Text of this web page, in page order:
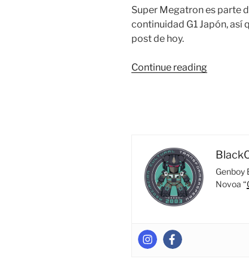
Super Megatron es parte
continuidad G1 Japón, así
post de hoy.
Continue reading“¿Y
ganado?
#29Genboy
Novoa “